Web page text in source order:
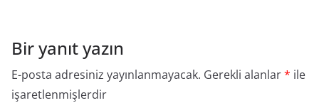
Bir yanıt yazın
E-posta adresiniz yayınlanmayacak. Gerekli alanlar* ile
işaretlenmişlerdir